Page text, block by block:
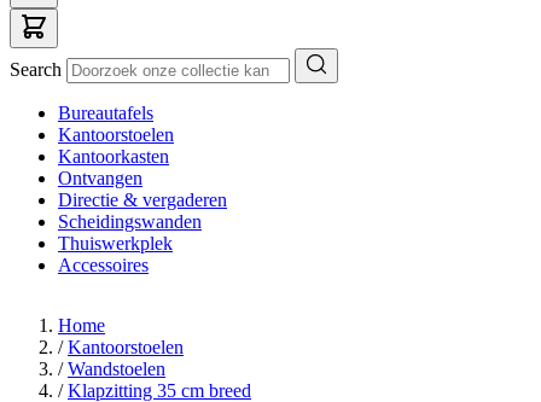
Search
Bureautafels
Kantoorstoelen
Kantoorkasten
Ontvangen
Directie & vergaderen
Scheidingswanden
Thuiswerkplek
Accessoires
Home
/ Kantoorstoelen
/ Wandstoelen
/ Klapzitting 35 cm breed